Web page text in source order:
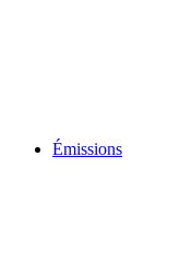
Émissions